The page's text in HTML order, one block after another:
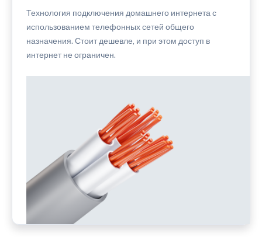
Технология подключения домашнего интернета с
использованием телефонных сетей общего
назначения. Стоит дешевле, и при этом доступ в
интернет не ограничен.